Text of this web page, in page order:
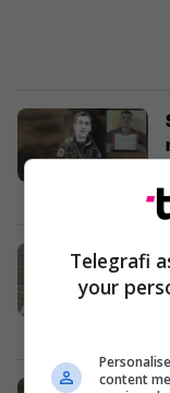
Telegrafi
your
content